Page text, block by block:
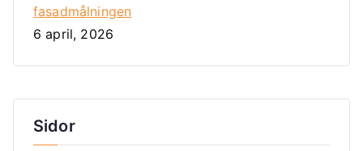
fasadmålningen
6 april, 2026
Sidor